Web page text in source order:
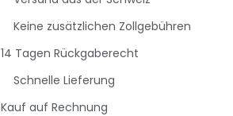
Keine zusätzlichen Zollgebühren
14 Tagen Rückgaberecht
Schnelle Lieferung
Kauf auf Rechnung